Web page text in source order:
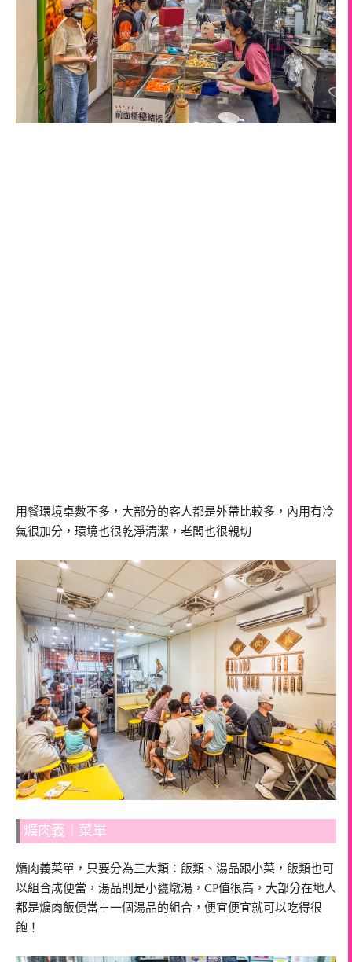
用餐環境桌數不多，大部分的客人都是外帶比較多，內用有冷
氣很加分，環境也很乾淨清潔，老闆也很親切
爌肉義｜菜單
爌肉義菜單，只要分為三大類：飯類、湯品跟小菜，飯類也可
以組合成便當，湯品則是小甕燉湯，CP值很高，大部分在地人
都是爌肉飯便當＋一個湯品的組合，便宜便宜就可以吃得很
飽！